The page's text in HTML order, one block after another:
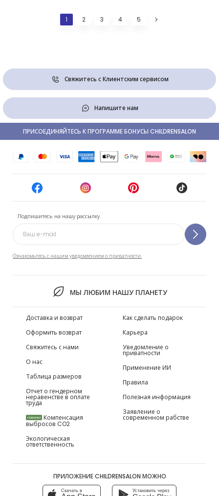
1 2 3 4 5
Свяжитесь с Клиентским сервисом
Напишите нам
Подпишитесь на нашу рассылку
Ознакомьтесь с нашим уведомлением о приватности.
МЫ ЛЮБИМ НАШУ ПЛАНЕТУ
ПРИСОЕДИНЯЙТЕСЬ К ПРОГРАММЕ БОНУСЫ CHILDRENSALON
Доставка и возврат
Оформить возврат
Свяжитесь с нами
О нас
Таблица размеров
Отчет о гендерном
неравенстве в оплате
труда
НОВИНКИ Компенсация
выбросов CO2
Экологическая
ответственность
Как сделать подарок
Карьера
Уведомление о
приватности
Применение ИИ
Правила
Полезная информация
Заявление о
современном рабстве
ПРИЛОЖЕНИЕ CHILDRENSALON МОЖНО
Скачать в Установить через